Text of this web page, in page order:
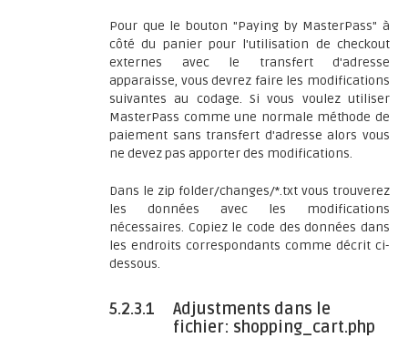
Pour que le bouton "Paying by MasterPass" à
côté du panier pour l'utilisation de checkout
externes avec le transfert d'adresse
apparaisse, vous devrez faire les modifications
suivantes au codage. Si vous voulez utiliser
MasterPass comme une normale méthode de
paiement sans transfert d'adresse alors vous
ne devez pas apporter des modifications.
Dans le zip folder/changes/*.txt vous trouverez
les données avec les modifications
nécessaires. Copiez le code des données dans
les endroits correspondants comme décrit ci-
dessous.
5.2.3.1
Adjustments dans le
fichier: shopping_cart.php